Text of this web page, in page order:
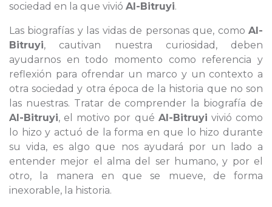
sociedad en la que vivió Al-Bitruyi.
Las biografías y las vidas de personas que, como Al-
Bitruyi, cautivan nuestra curiosidad, deben
ayudarnos en todo momento como referencia y
reflexión para ofrendar un marco y un contexto a
otra sociedad y otra época de la historia que no son
las nuestras. Tratar de comprender la biografía de
Al-Bitruyi, el motivo por qué Al-Bitruyi vivió como
lo hizo y actuó de la forma en que lo hizo durante
su vida, es algo que nos ayudará por un lado a
entender mejor el alma del ser humano, y por el
otro, la manera en que se mueve, de forma
inexorable, la historia.